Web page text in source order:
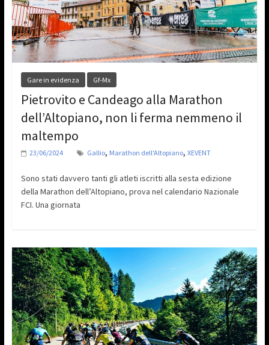
Gare in evidenza Gf-Mx
Pietrovito e Candeago alla Marathon
dell’Altopiano, non li ferma nemmeno il
maltempo
23/06/2024 Gallio, Marathon dell'Altopiano, XEVENT
Sono stati davvero tanti gli atleti iscritti alla sesta edizione
della Marathon dell’Altopiano, prova nel calendario Nazionale
FCI. Una giornata